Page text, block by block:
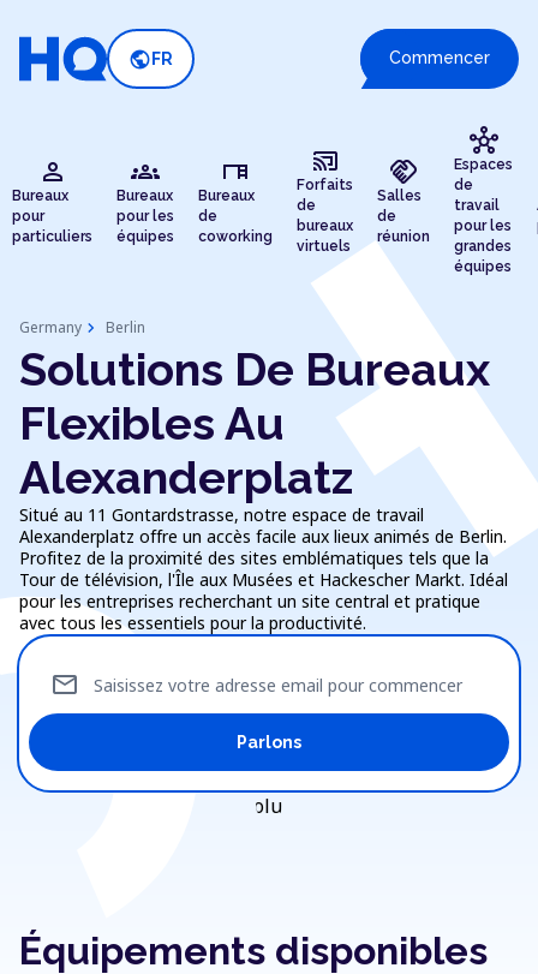
public FR Commencer
person
Bureaux
pour
particuliers
groups
Bureaux
pour les
équipes
desk
Bureaux
de
coworking
cast_connected
Forfaits
de
bureaux
virtuels
handshake
Salles
de
réunion
hub
Espaces
de
travail
pour les
grandes
équipes
Germany chevron_right Berlin
Solutions De Bureaux
Flexibles Au
Alexanderplatz
Situé au 11 Gontardstrasse, notre espace de travail
Alexanderplatz offre un accès facile aux lieux animés de Berlin.
Profitez de la proximité des sites emblématiques tels que la
Tour de télévision, l'Île aux Musées et Hackescher Markt. Idéal
pour les entreprises recherchant un site central et pratique
avec tous les essentiels pour la productivité.
Saisissez votre adresse email pour commencer
mail
Parlons
Équipements disponibles